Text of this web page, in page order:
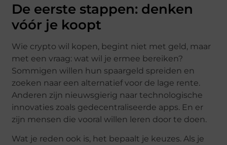
De eerste stappen: denken
vóór je koopt
Wie crypto wil kopen, begint niet met geld, maar
met een vraag: wat wil je ermee bereiken?
Sommigen willen hun spaargeld spreiden en
zoeken naar een alternatief voor de lage rente.
Anderen zijn nieuwsgierig naar technologische
innovaties zoals gedecentraliseerde apps. En er
zijn mensen die vooral willen leren door te doen.
Wat je reden ook is, het bepaalt je keuzes. Als je